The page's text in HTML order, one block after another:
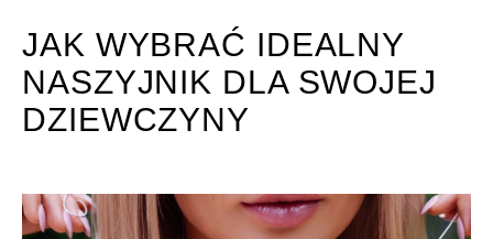
JAK WYBRAĆ IDEALNY
NASZYJNIK DLA SWOJEJ
DZIEWCZYNY